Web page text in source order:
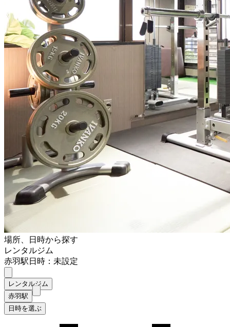
場所、日時から探す
レンタルジム
赤羽駅日時：未設定
レンタルジム
赤羽駅
日時を選ぶ